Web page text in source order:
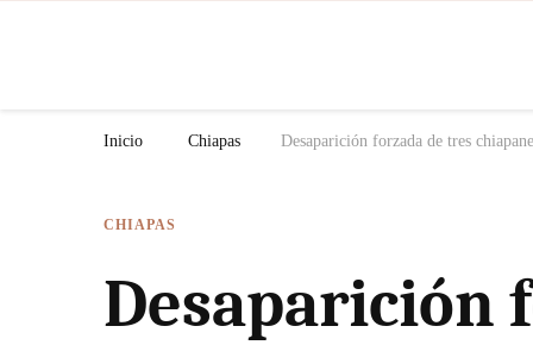
Inicio Chiapas Desaparición forzada de tres
CHIAPAS
Desaparición